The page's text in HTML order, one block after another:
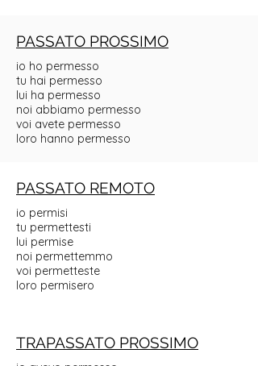
PASSATO PROSSIMO
io ho permesso
tu hai permesso
lui ha permesso
noi abbiamo permesso
voi avete permesso
loro hanno permesso
PASSATO REMOTO
io permisi
tu permettesti
lui permise
noi permettemmo
voi permetteste
loro permisero
TRAPASSATO PROSSIMO